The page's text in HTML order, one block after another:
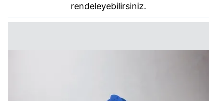
rendeleyebilirsiniz.